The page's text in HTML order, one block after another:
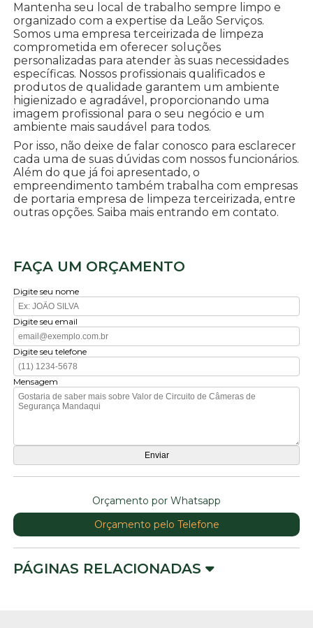
Mantenha seu local de trabalho sempre limpo e
organizado com a expertise da Leão Serviços.
Somos uma empresa terceirizada de limpeza
comprometida em oferecer soluções
personalizadas para atender às suas necessidades
específicas. Nossos profissionais qualificados e
produtos de qualidade garantem um ambiente
higienizado e agradável, proporcionando uma
imagem profissional para o seu negócio e um
ambiente mais saudável para todos.
Por isso, não deixe de falar conosco para esclarecer
cada uma de suas dúvidas com nossos funcionários.
Além do que já foi apresentado, o
empreendimento também trabalha com empresas
de portaria empresa de limpeza terceirizada, entre
outras opções. Saiba mais entrando em contato.
FAÇA UM ORÇAMENTO
Digite seu nome
Digite seu email
Digite seu telefone
Mensagem
Orçamento por Whatsapp
Orçamento pelo Telefone
PÁGINAS RELACIONADAS